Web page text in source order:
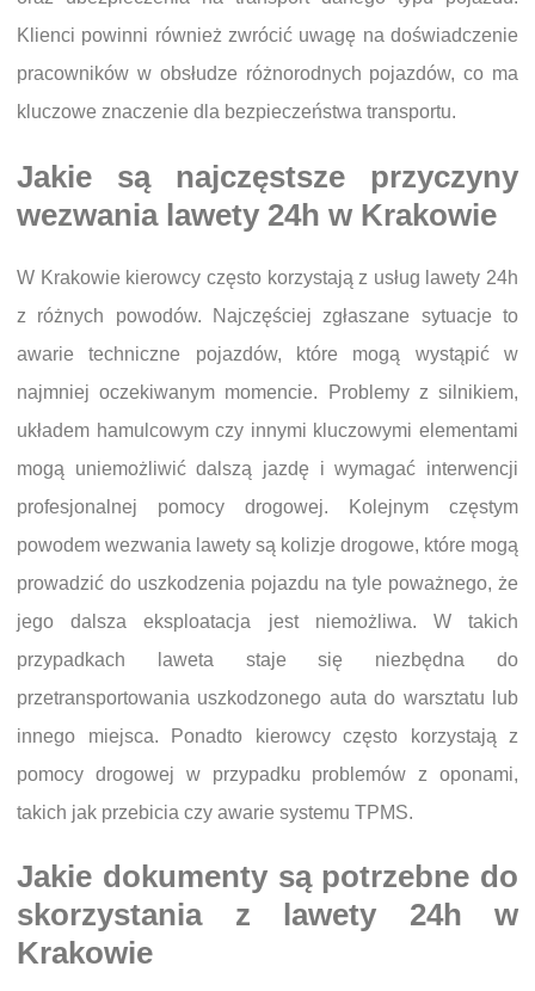
Klienci powinni również zwrócić uwagę na doświadczenie
pracowników w obsłudze różnorodnych pojazdów, co ma
kluczowe znaczenie dla bezpieczeństwa transportu.
Jakie są najczęstsze przyczyny
wezwania lawety 24h w Krakowie
W Krakowie kierowcy często korzystają z usług lawety 24h
z różnych powodów. Najczęściej zgłaszane sytuacje to
awarie techniczne pojazdów, które mogą wystąpić w
najmniej oczekiwanym momencie. Problemy z silnikiem,
układem hamulcowym czy innymi kluczowymi elementami
mogą uniemożliwić dalszą jazdę i wymagać interwencji
profesjonalnej pomocy drogowej. Kolejnym częstym
powodem wezwania lawety są kolizje drogowe, które mogą
prowadzić do uszkodzenia pojazdu na tyle poważnego, że
jego dalsza eksploatacja jest niemożliwa. W takich
przypadkach laweta staje się niezbędna do
przetransportowania uszkodzonego auta do warsztatu lub
innego miejsca. Ponadto kierowcy często korzystają z
pomocy drogowej w przypadku problemów z oponami,
takich jak przebicia czy awarie systemu TPMS.
Jakie dokumenty są potrzebne do
skorzystania z lawety 24h w
Krakowie